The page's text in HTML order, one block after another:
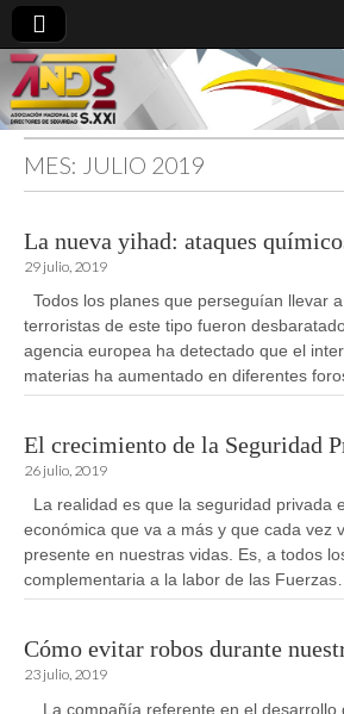
MES: JULIO 2019
La nueva yihad: ataques
29 julio, 2019
Todos los planes que perseguían llevar
terroristas de este tipo fueron
agencia europea ha detectado que el
materias ha aumentado en diferentes
El crecimiento de la Seguridad
26 julio, 2019
La realidad es que la seguridad privada
económica que va a más y que cada vez
presente en nuestras vidas. Es, a todos
complementaria a la labor de las
Cómo evitar robos durante
23 julio, 2019
La compañía referente en el desarrollo